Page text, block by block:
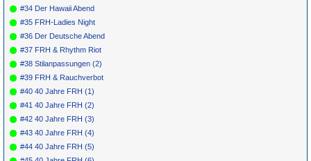
#34 Der Hawaii Abend
#35 FRH-Ladies Night
#36 Der Deutsche Abend
#37 FRH & Rhythm Riot
#38 Stilanpassungen (2)
#39 FRH & Rauchverbot
#40 40 Jahre FRH (1)
#41 40 Jahre FRH (2)
#42 40 Jahre FRH (3)
#43 40 Jahre FRH (4)
#44 40 Jahre FRH (5)